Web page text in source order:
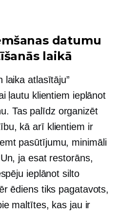
datumu
laikā
laika atlasītāju”
ļautu klientiem ieplānot
Tas palīdz organizēt
kā arī klientiem ir
pasūtījumu, minimāli
ja esat restorāns,
ieplānot silto
ēdiens tiks pagatavots,
maltītes, kas jau ir